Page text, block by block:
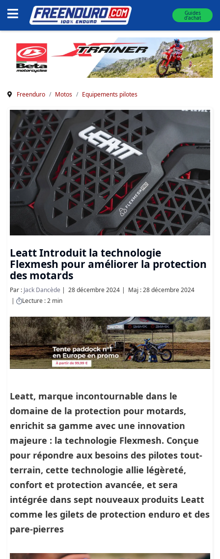
Guides
d'achat
Freenduro Motos Equipements pilotes
Leatt Introduit la technologie
Flexmesh pour améliorer la protection
des motards
Par : Jack Dancède 28 décembre 2024
Maj : 28 décembre 2024
Lecture : 2 min
Leatt, marque incontournable dans le
domaine de la protection pour motards,
enrichit sa gamme avec une innovation
majeure : la technologie Flexmesh. Conçue
pour répondre aux besoins des pilotes tout-
terrain, cette technologie allie légèreté,
confort et protection avancée, et sera
intégrée dans sept nouveaux produits Leatt
comme les gilets de protection enduro et des
pare-pierres